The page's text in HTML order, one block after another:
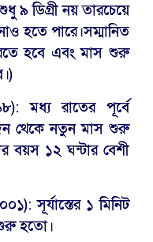
৯ ডিগ্রী নয় তারচেয়ে
হতে পারে।সম্মানিত
হবে এবং মাস শুরু
মধ্য রাতের পূর্বে
থেকে নতুন মাস শুরু
বয়স ১২ ঘন্টার বেশী
সূর্যাস্তের ১ মিনিট
হতো।